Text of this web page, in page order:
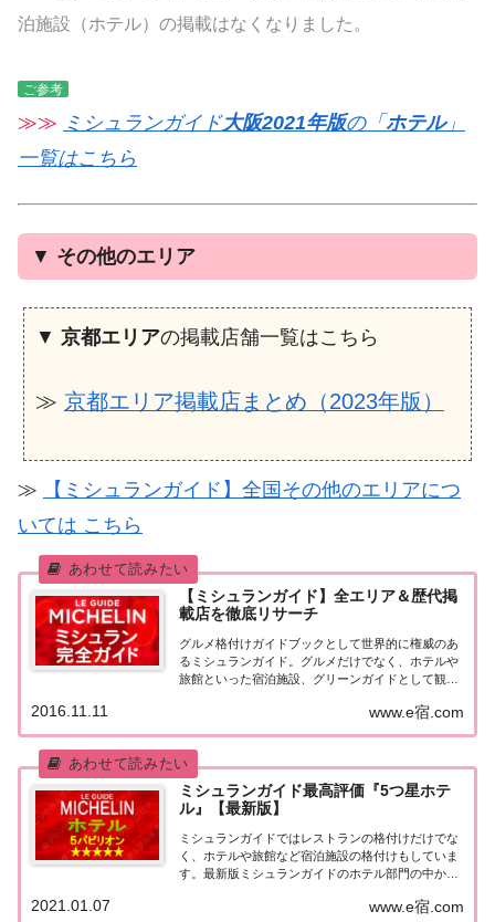
泊施設（ホテル）の掲載はなくなりました。
ご参考
≫≫ ミシュランガイド大阪2021年版の「ホテル」
一覧はこちら
▼ その他のエリア
▼ 京都エリアの掲載店舗一覧はこちら
≫ 京都エリア掲載店まとめ（2023年版）
≫
【ミシュランガイド】全国その他のエリアにつ
いては こちら
【ミシュランガイド】全エリア＆歴代掲
載店を徹底リサーチ
グルメ格付けガイドブックとして世界的に権威のあ
るミシュランガイド。グルメだけでなく、ホテルや
旅館といった宿泊施設、グリーンガイドとして観光
本版としては、2007年11月20日に「ミシュランガイ
ド東京版2008」が発売されてからエリアを...
www.e宿.com
2016.11.11
ミシュランガイド最高評価『5つ星ホテ
ル』【最新版】
ミシュランガイドではレストランの格付けだけでな
く、ホテルや旅館など宿泊施設の格付けもしていま
す。最新版ミシュランガイドのホテル部門の中から
をまとめてみました♪ いずれのホテルも人気ランキ
www.e宿.com
2021.01.07